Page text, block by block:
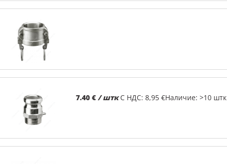
7.40 € / штк С НДС: 8,95 €Наличие: >10 штк